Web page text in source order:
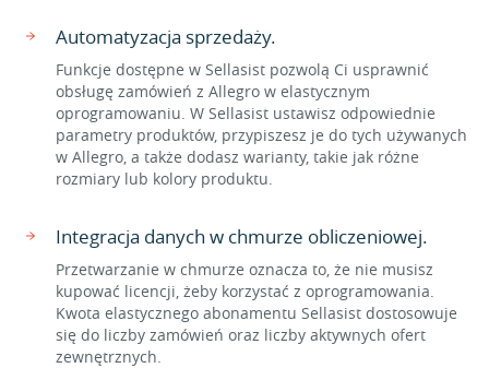
Automatyzacja sprzedaży.
Funkcje dostępne w Sellasist pozwolą Ci usprawnić
obsługę zamówień z Allegro w elastycznym
oprogramowaniu. W Sellasist ustawisz odpowiednie
parametry produktów, przypiszesz je do tych używanych
w Allegro, a także dodasz warianty, takie jak różne
rozmiary lub kolory produktu.
Integracja danych w chmurze obliczeniowej.
Przetwarzanie w chmurze oznacza to, że nie musisz
kupować licencji, żeby korzystać z oprogramowania.
Kwota elastycznego abonamentu Sellasist dostosowuje
się do liczby zamówień oraz liczby aktywnych ofert
zewnętrznych.